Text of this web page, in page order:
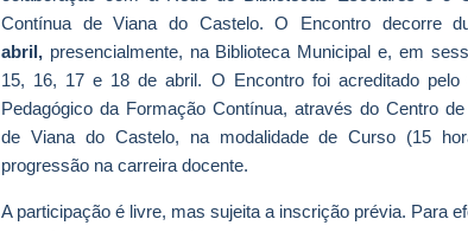
Contínua de Viana do Castelo. O Encontro decorre
abril, presencialmente, na Biblioteca Municipal e, em
15, 16, 17 e 18 de abril. O Encontro foi acreditado pelo
Pedagógico da Formação Contínua, através do Centro
de Viana do Castelo, na modalidade de Curso (15
progressão na carreira docente.
A participação é livre, mas sujeita a inscrição prévia. Para